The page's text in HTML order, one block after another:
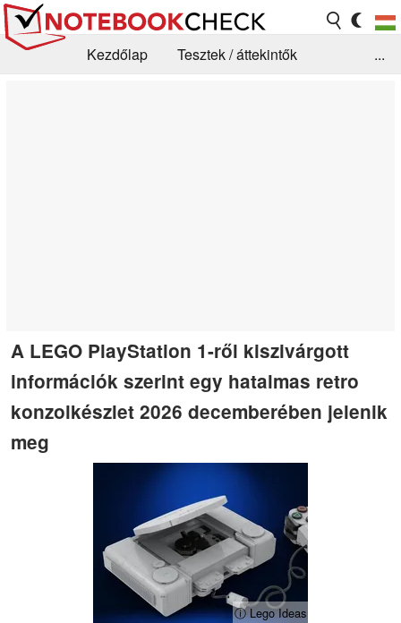
Kezdőlap
Tesztek / áttekintők
...
A LEGO PlayStation 1-ről kiszivárgott
információk szerint egy hatalmas retro
konzolkészlet 2026 decemberében jelenik
meg
ⓘ Lego Ideas